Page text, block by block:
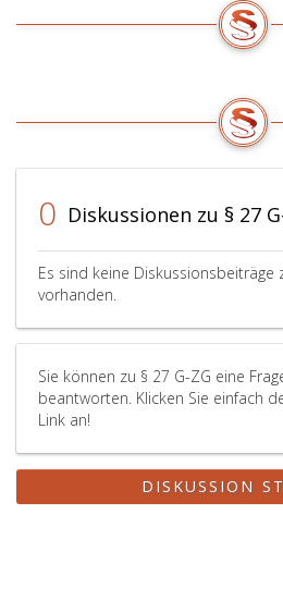
0 Diskussionen zu § 27
Es sind keine Diskussionsbeiträge
vorhanden.
Sie können zu § 27 G-ZG eine
beantworten. Klicken Sie einfach
Link an!
DISKUSSION